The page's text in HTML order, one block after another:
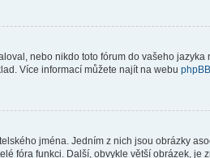
nebo nikdo toto fórum do vašeho
Více informací můžete najít na webu phpBB
jména. Jedním z nich jsou obrázky
fóra funkci. Další, obvykle větší obrázek,